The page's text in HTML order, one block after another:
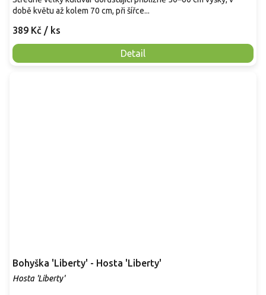
389 Kč / ks
Detail
době květu až kolem 70 cm, při šířce...
Bohyška 'Liberty' - Hosta 'Liberty'
Hosta 'Liberty'